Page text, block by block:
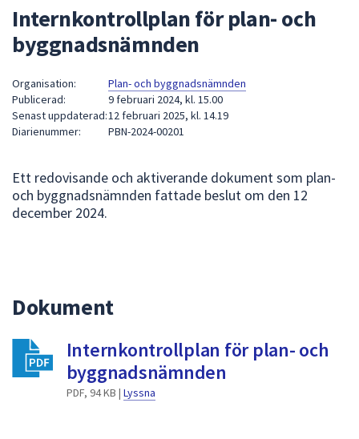
sökfältet
kommer
presenteras
för
att
att
välja
Internkontrollplan för plan- och
byggnadsnämnden
Organisation:
Plan- och byggnadsnämnden
Publicerad:
9 februari 2024, kl. 15.00
Senast uppdaterad:12 februari 2025, kl. 14.19
Diarienummer:
PBN-2024-00201
Ett redovisande och aktiverande dokument som plan-
och byggnadsnämnden fattade beslut om den 12
december 2024.
Dokument
Internkontrollplan för plan- och
byggnadsnämnden
PDF, 94 KB | Lyssna